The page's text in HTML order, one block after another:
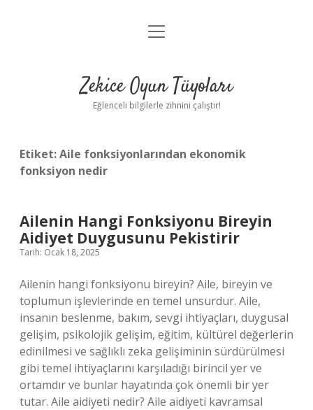
Anasayfa
Yasal Uyarı
menüyü
Zekice Oyun Tüyoları
Eğlenceli bilgilerle zihnini çalıştır!
Etiket:Aile fonksiyonlarından ekonomik
fonksiyon nedir
Ailenin Hangi Fonksiyonu Bireyin
Aidiyet Duygusunu Pekistirir
Tarih: Ocak 18, 2025
Ailenin hangi fonksiyonu bireyin? Aile, bireyin ve
toplumun işlevlerinde en temel unsurdur. Aile,
insanın beslenme, bakım, sevgi ihtiyaçları, duygusal
gelişim, psikolojik gelişim, eğitim, kültürel değerlerin
edinilmesi ve sağlıklı zeka gelişiminin sürdürülmesi
gibi temel ihtiyaçlarını karşıladığı birincil yer ve
ortamdır ve bunlar hayatında çok önemli bir yer
tutar. Aile aidiyeti nedir? Aile aidiyeti kavramsal